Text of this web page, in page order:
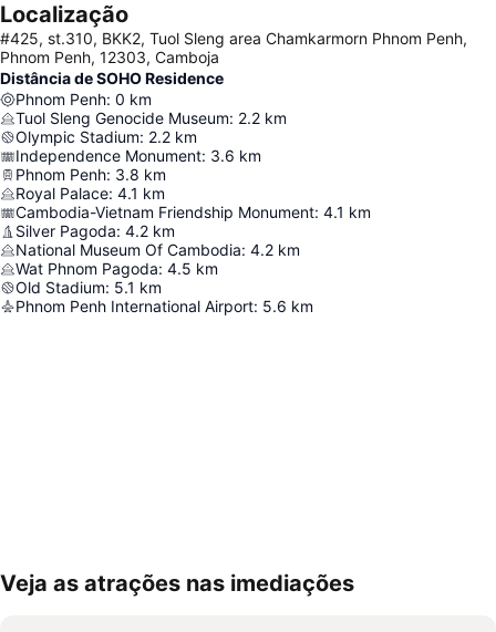
Localização
#425, st.310, BKK2, Tuol Sleng area Chamkarmorn Phnom Penh,
Phnom Penh, 12303, Camboja
Distância de SOHO Residence
Phnom Penh: 0 km
Tuol Sleng Genocide Museum: 2.2 km
Olympic Stadium: 2.2 km
Independence Monument: 3.6 km
Phnom Penh: 3.8 km
Royal Palace: 4.1 km
Cambodia-Vietnam Friendship Monument: 4.1 km
Silver Pagoda: 4.2 km
National Museum Of Cambodia: 4.2 km
Wat Phnom Pagoda: 4.5 km
Old Stadium: 5.1 km
Phnom Penh International Airport: 5.6 km
Ampliar mapa
Veja as atrações nas imediações